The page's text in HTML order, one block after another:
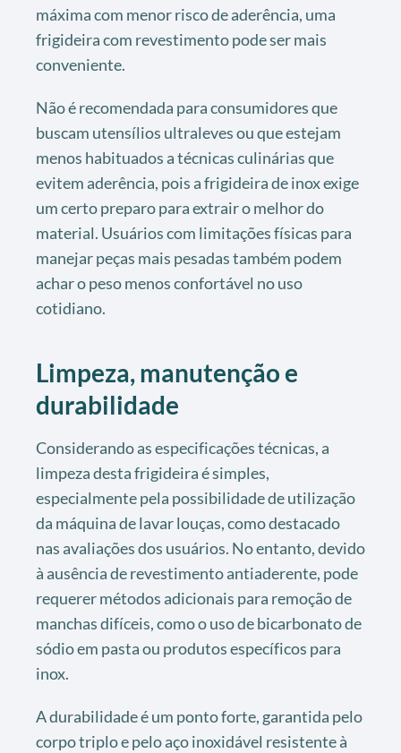
máxima com menor risco de aderência, uma
frigideira com revestimento pode ser mais
conveniente.
Não é recomendada para consumidores que
buscam utensílios ultraleves ou que estejam
menos habituados a técnicas culinárias que
evitem aderência, pois a frigideira de inox exige
um certo preparo para extrair o melhor do
material. Usuários com limitações físicas para
manejar peças mais pesadas também podem
achar o peso menos confortável no uso
cotidiano.
Limpeza, manutenção e
durabilidade
Considerando as especificações técnicas, a
limpeza desta frigideira é simples,
especialmente pela possibilidade de utilização
da máquina de lavar louças, como destacado
nas avaliações dos usuários. No entanto, devido
à ausência de revestimento antiaderente, pode
requerer métodos adicionais para remoção de
manchas difíceis, como o uso de bicarbonato de
sódio em pasta ou produtos específicos para
inox.
A durabilidade é um ponto forte, garantida pelo
corpo triplo e pelo aço inoxidável resistente à